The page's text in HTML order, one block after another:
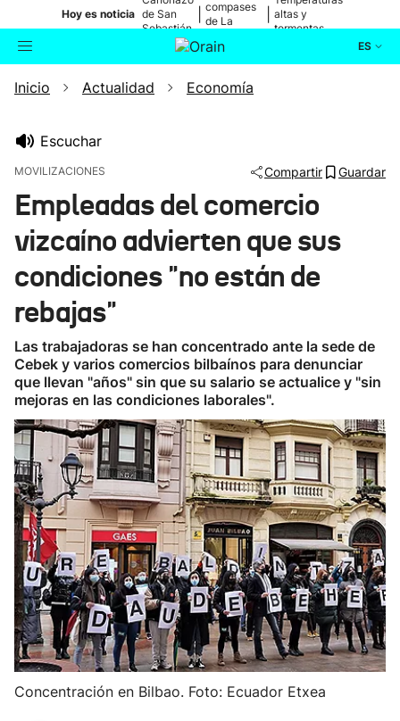
Hoy es noticia de San
Sebastián
compases
de La
altas y
tormentas
ES
Buscador Actualidad
Ikusmiran
Eguraldia
Inicio Actualidad Economía
Escuchar
MOVILIZACIONES Compartir Guardar
Empleadas del comercio
vizcaíno advierten que sus
condiciones "no están de
rebajas"
Las trabajadoras se han concentrado ante la sede de
Cebek y varios comercios bilbaínos para denunciar
que llevan "años" sin que su salario se actualice y "sin
mejoras en las condiciones laborales".
Concentración en Bilbao. Foto: Ecuador Etxea